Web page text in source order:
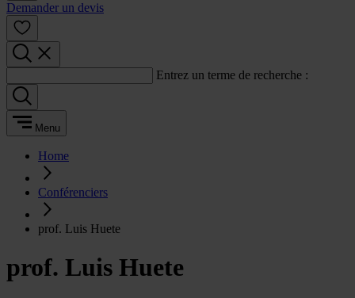
Demander un devis
Entrez un terme de recherche :
Menu
Home
Conférenciers
prof. Luis Huete
prof. Luis Huete